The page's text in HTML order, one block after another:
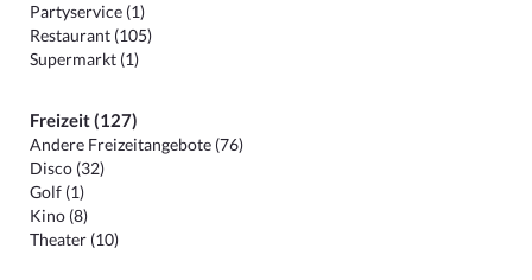
Partyservice (1)
Restaurant (105)
Supermarkt (1)
Freizeit (127)
Andere Freizeitangebote (76)
Disco (32)
Golf (1)
Kino (8)
Theater (10)